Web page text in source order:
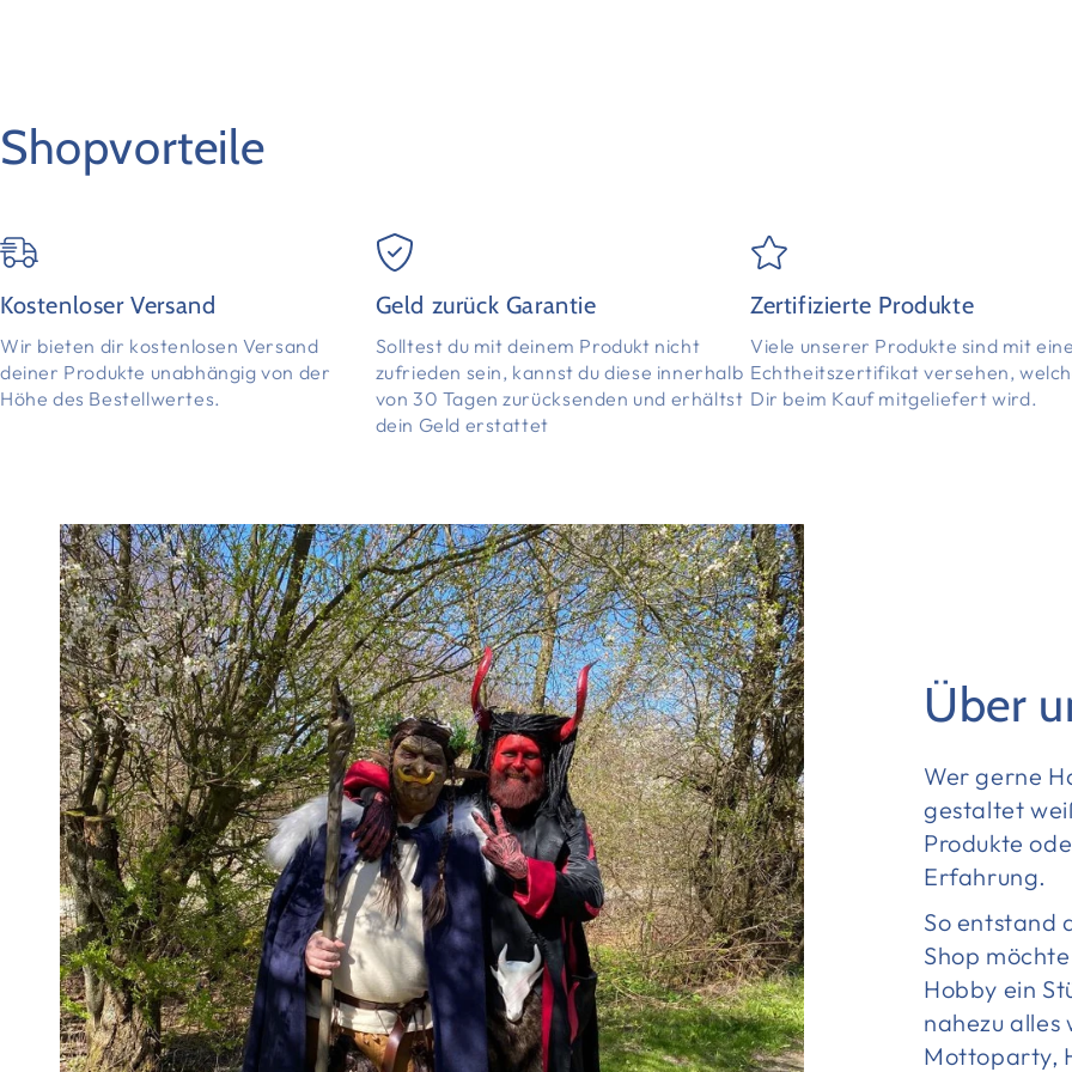
Shopvorteile
Kostenloser Versand
Wir bieten dir kostenlosen Versand
deiner Produkte unabhängig von der
Höhe des Bestellwertes.
Geld zurück Garantie
Solltest du mit deinem Produkt nicht
zufrieden sein, kannst du diese innerhalb
von 30 Tagen zurücksenden und erhältst
dein Geld erstattet
Zertifizierte Produkte
Viele unserer Produkte sind mit
Echtheitszertifikat versehen,
Dir beim Kauf mitgeliefert wird.
Über
Wer gerne
gestaltet
Produkte
Erfahrung.
So entstand
Shop
Hobby ein
nahezu alles
Mottoparty,